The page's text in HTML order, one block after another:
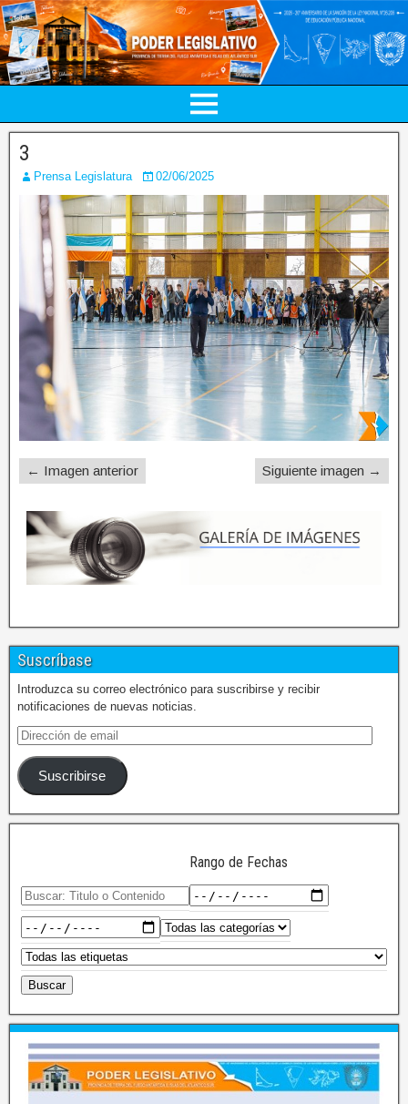
3
Prensa Legislatura 02/06/2025
← Imagen anterior Siguiente imagen →
Suscríbase
Introduzca su correo electrónico para suscribirse y recibir
notificaciones de nuevas noticias.
Suscribirse
Rango de Fechas